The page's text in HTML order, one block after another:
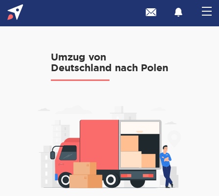
Umzug von
Deutschland nach Polen